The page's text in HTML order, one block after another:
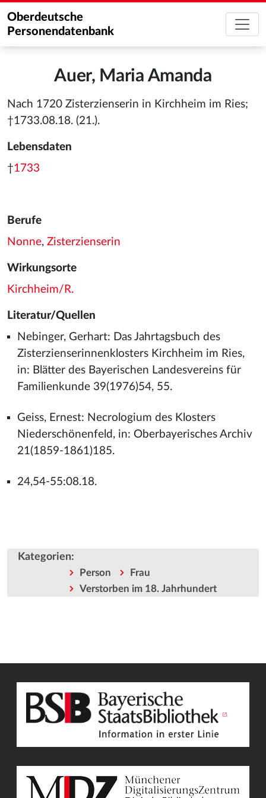
Oberdeutsche
Personendatenbank
Auer, Maria Amanda
Nach 1720 Zisterzienserin in Kirchheim im Ries;
†1733.08.18. (21.).
Lebensdaten
†1733
Berufe
Nonne, Zisterzienserin
Wirkungsorte
Kirchheim/R.
Literatur/Quellen
Nebinger, Gerhart: Das Jahrtagsbuch des
Zisterzienserinnenklosters Kirchheim im Ries,
in: Blätter des Bayerischen Landesvereins für
Familienkunde 39(1976)54, 55.
Geiss, Ernest: Necrologium des Klosters
Niederschönenfeld, in: Oberbayerisches Archiv
21(1859-1861)185.
24,54-55:08.18.
Kategorien:
Person
Frau
Verstorben im 18. Jahrhundert